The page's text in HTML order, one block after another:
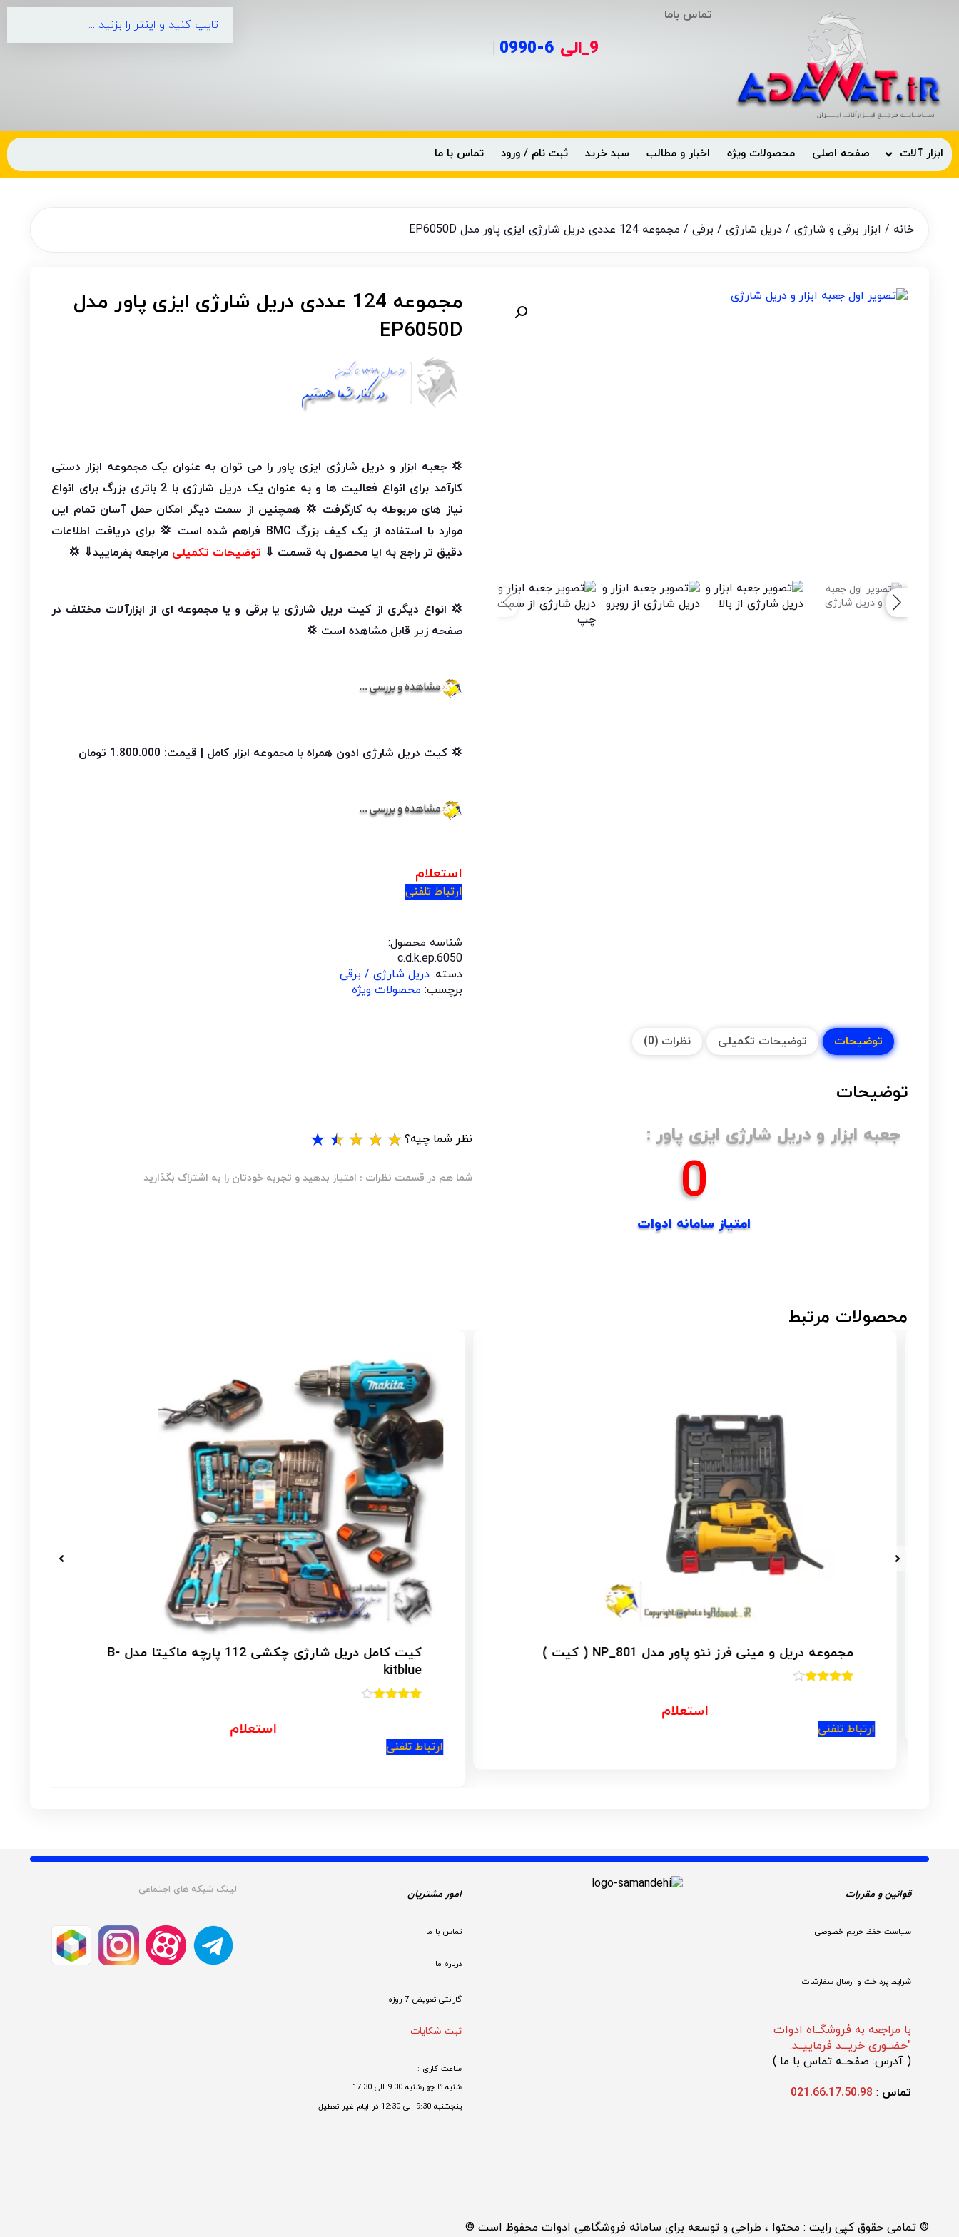
تماس باما
9_الی
ابزار آلات صفحه اصلی محصولات ویژه اخبار و مطالب سبد خرید ثبت نام / ورود تماس با ما
خانه / ابزار برقی و شارژی / دریل شارژی / برقی / مجموعه 124 عددی دریل شارژی ایزی پاور مدل EP6050D
مجموعه 124 عددی دریل شارژی ایزی پاور مدل
EP6050D
💢 جعبه ابزار و دریل شارژی ایزی پاور را می توان به عنوان یک مجموعه ابزار دستی
کارآمد برای انواع فعالیت ها و به عنوان یک دریل شارژی با 2 باتری بزرگ برای انواع
نیاز های مربوطه به کارگرفت 💢 همچنین از سمت دیگر امکان حمل آسان تمام این
موارد با استفاده از یک کیف بزرگ BMC فراهم شده است 💢 برای دریافت اطلاعات
دقیق تر راجع به ایا محصول به قسمت ⇓ توضیحات تکمیلی مراجعه بفرمایید⇓ 💢
💢 انواع دیگری از کیت دریل شارژی یا برقی و یا مجموعه ای از ابزارآلات مختلف در
صفحه زیر قابل مشاهده است 💢
💢 کیت دریل شارژی ادون همراه با مجموعه ابزار کامل | قیمت: 1.800.000 تومان
استعلام
ارتباط تلفنی
شناسه محصول:
c.d.k.ep.6050
دسته: دریل شارژی / برقی
برچسب: محصولات ویژه
توضیحات توضیحات تکمیلی نظرات (0)
توضیحات
جعبه ابزار و دریل شارژی ایزی پاور :
امتیاز سامانه ادوات
0
نظر شما چیه؟★
★
★
★
★
شما هم در قسمت نظرات ؛ امتیاز بدهید و تجربه خودتان را به اشتراک بگذارید
محصولات مرتبط
مجموعه دریل و مینی فرز نئو پاور مدل NP_801 ( کیت )
استعلام
ارتباط تلفنی
کیت کامل دریل شارژی چکشی 112 پارچه ماکیتا مدل B-
kitblue
استعلام
ارتباط تلفنی
قوانین و مقررات
سیاست حفظ حریم خصوصی
شرایط پرداخت و ارسال سفارشات
با مراجعه به فروشگــاه ادوات
"حضــوری خریـــد فرماییــد.
( آدرس: صفحــه تماس با ما )
تماس :
021.66.17.50.98
امور مشتریان
تماس با ما
درباره ما
گارانتی تعویض 7 روزه
ثبت شکایات
ساعت کاری :
شنبه تا چهارشنبه 9:30 الی 17:30
پنجشنبه 9:30 الی 12:30 در ایام غیر تعطیل
لینک شبکه های اجتماعی
© تمامی حقوق کپی رایت : محتوا ، طراحی و توسعه برای سامانه فروشگاهی ادوات محفوظ است ©